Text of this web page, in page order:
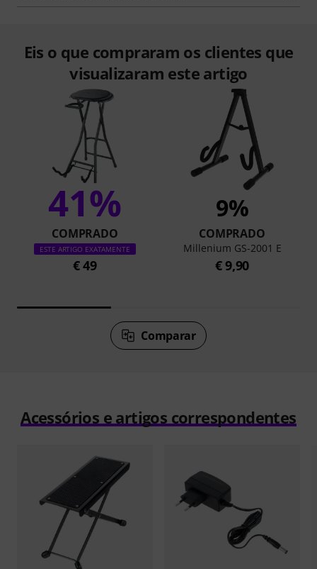
Eis o que compraram os clientes que
visualizaram este artigo
41%
COMPRADO
ESTE ARTIGO EXATAMENTE
€ 49
9%
COMPRADO
Millenium GS-2001 E
€ 9,90
Comparar
Acessórios e artigos correspondentes